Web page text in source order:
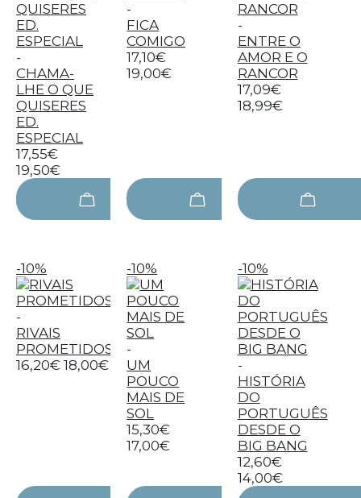
-
CHAMA-
LHE O QUE
QUISERES
ED.
ESPECIAL
17,55€
19,50€
-
FICA
COMIGO
17,10€
19,00€
-
ENTRE O
AMOR E O
RANCOR
17,09€
18,99€
-10%
-
RIVAIS
PROMETIDOS
16,20€ 18,00€
-10%
-
UM
POUCO
MAIS DE
SOL
15,30€
17,00€
-10%
-
HISTÓRIA
DO
PORTUGUÊS
DESDE O
BIG BANG
12,60€
14,00€